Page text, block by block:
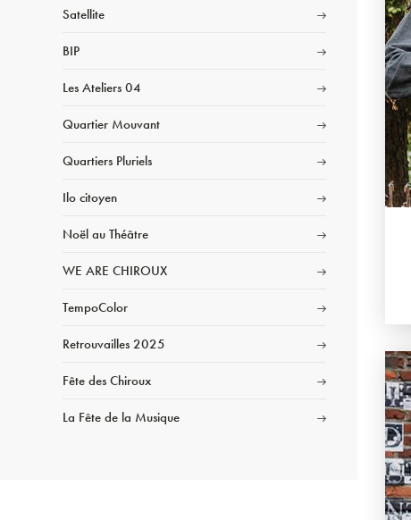
Satellite
BIP
Les Ateliers 04
Quartier Mouvant
Quartiers Pluriels
Ilo citoyen
Noël au Théâtre
WE ARE CHIROUX
TempoColor
Retrouvailles 2025
Fête des Chiroux
La Fête de la Musique